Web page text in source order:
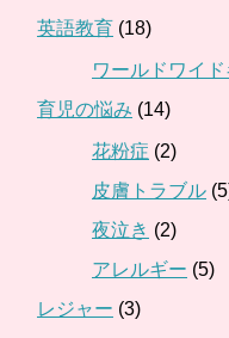
英語教育 (18)
ワールドワイ
育児の悩み (14)
花粉症 (2)
皮膚トラブル
夜泣き (2)
アレルギー (5)
レジャー (3)